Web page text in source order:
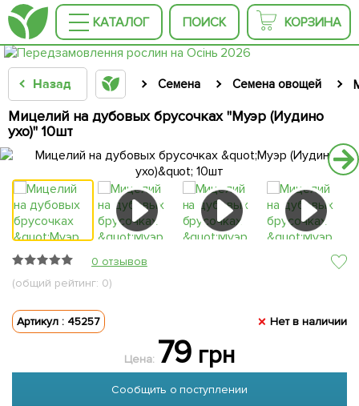
КАТАЛОГ ПОИСК КОРЗИНА
Назад Семена Семена овощей
Мицелий на дубовых брусочках "Муэр (Иудино
ухо)" 10шт
0 отзывов
(общий рейтинг: 0)
Артикул : 45257 Нет в наличии
Цена: 79 грн
Сообщить о поступлении